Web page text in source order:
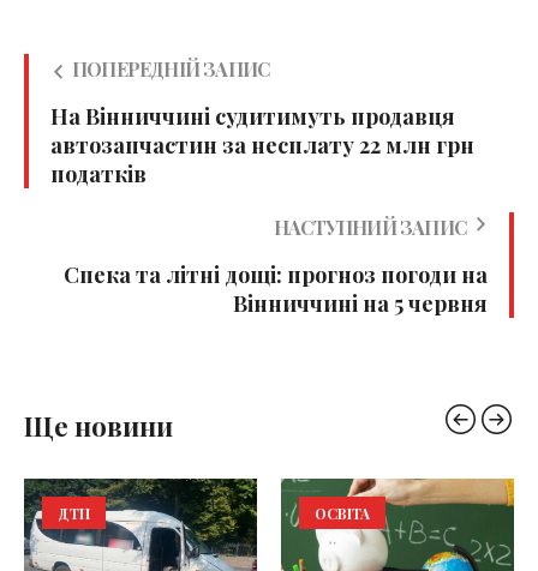
ПОПЕРЕДНІЙ ЗАПИС
На Вінниччині судитимуть продавця
автозапчастин за несплату 22 млн грн
податків
НАСТУПНИЙ ЗАПИС
Спека та літні дощі: прогноз погоди на
Вінниччині на 5 червня
Ще новини
ДТП ОСВІТА